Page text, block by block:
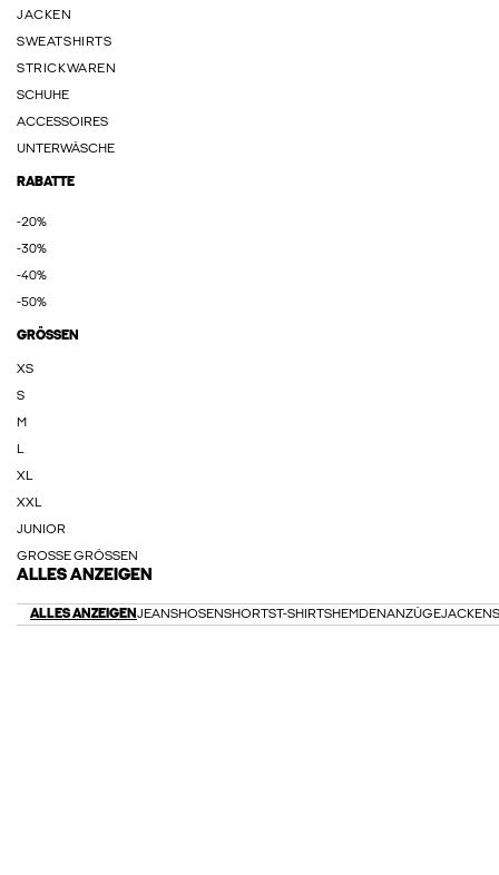
JACKEN
SWEATSHIRTS
STRICKWAREN
SCHUHE
ACCESSOIRES
UNTERWÄSCHE
RABATTE
-20%
-30%
-40%
-50%
GRÖSSEN
XS
S
M
L
XL
XXL
JUNIOR
GROSSE GRÖSSEN
ALLES ANZEIGEN
ALLES ANZEIGEN JEANSHOSENSHORTST-SHIRTSHEMDENANZÜGEJACKEN